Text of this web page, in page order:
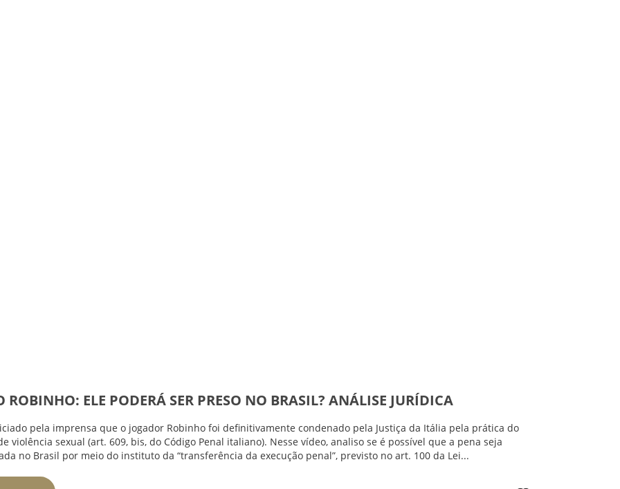
ROBINHO: ELE PODERÁ SER PRESO NO BRASIL? ANÁLISE JURÍDICA
pela imprensa que o jogador Robinho foi definitivamente condenado pela Justiça da Itália pela prática do
violência sexual (art. 609, bis, do Código Penal italiano). Nesse vídeo, analiso se é possível que a pena seja
no Brasil por meio do instituto da “transferência da execução penal”, previsto no art. 100 da Lei...